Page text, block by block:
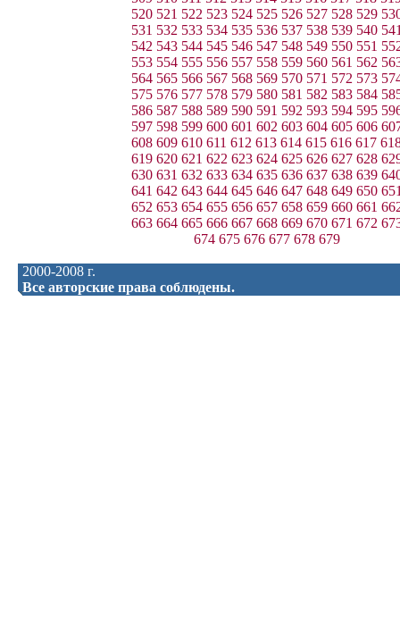
520 521 522 523 524 525 526 527 528 529
531 532 533 534 535 536 537 538 539 540
542 543 544 545 546 547 548 549 550 551
553 554 555 556 557 558 559 560 561 562
564 565 566 567 568 569 570 571 572 573
575 576 577 578 579 580 581 582 583 584
586 587 588 589 590 591 592 593 594 595
597 598 599 600 601 602 603 604 605 606
608 609 610 611 612 613 614 615 616 617
619 620 621 622 623 624 625 626 627 628
630 631 632 633 634 635 636 637 638 639
641 642 643 644 645 646 647 648 649 650
652 653 654 655 656 657 658 659 660 661
663 664 665 666 667 668 669 670 671 672
674 675 676 677 678 679
2000-2008 г.
Все авторские права соблюдены.